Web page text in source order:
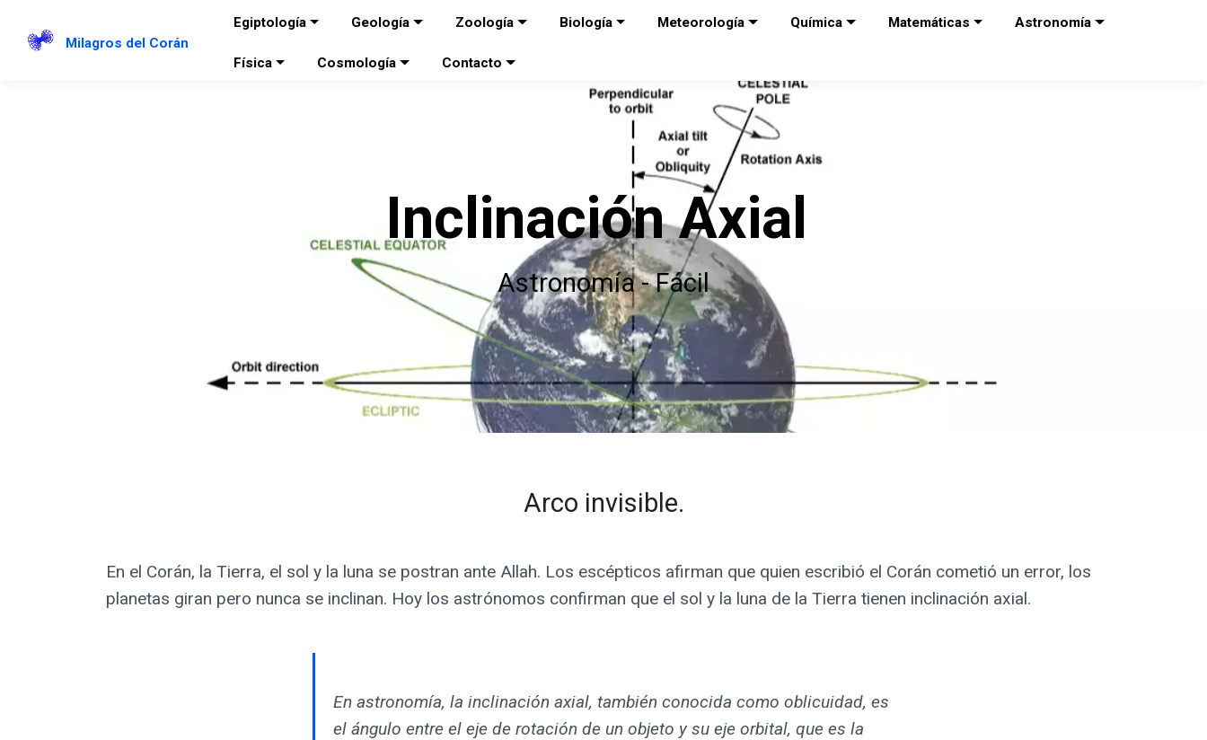
Milagros del Corán
Egiptología Geología Zoología Biología Meteorología Química Matemáticas Astronomía
Física Cosmología Contacto
Inclinación Axial
Astronomía - Fácil
Arco invisible.
En el Corán, la Tierra, el sol y la luna se postran ante Allah. Los escépticos afirman que quien escribió el Corán cometió un error, los
planetas giran pero nunca se inclinan. Hoy los astrónomos confirman que el sol y la luna de la Tierra tienen inclinación axial.
En astronomía, la inclinación axial, también conocida como oblicuidad, es
el ángulo entre el eje de rotación de un objeto y su eje orbital, que es la